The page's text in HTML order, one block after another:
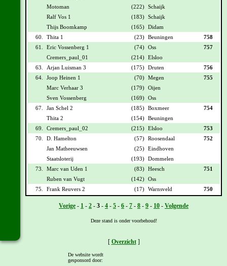
Motoman
(222) Schaijk
Ralf Vos 1
(183) Schaijk
Thijs Boomkamp
(165) Didam
60.
Thita 1 (23) Beuningen
758
61.
Eric Vossenberg 1 (74) Oss
757
Cremers_paul_01
(214) Elsloo
63.
Arjan Luisman 3 (175) Druten
756
64.
Joop Heinen 1 (70) Megen
755
Marc Verhaar 3
(179) Oijen
Sven Vossenberg
(169) Oss
67.
Jan Schel 2 (185) Boxmeer
754
Thita 2
(154) Beuningen
69.
Cremers_paul_02 (215) Elsloo
753
70.
D. Hamelton (57) Roosendaal
752
Jan Matheeuwsen
(25) Eindhoven
Staatsloterij
(193) Dommelen
73.
Marc van Uden 1 (83) Heesch
751
Ruben van Vugt
(142) Oss
75.
Frank Reuvers 2 (17) Warnsveld 750
Vorige - 1 - 2 - 3 - 4 - 5 - 6 - 7 - 8 - 9 - 10 - Volgende
Deze stand is onder voorbehoud!
[ Overzicht]
De website wordt
gesponsord door: